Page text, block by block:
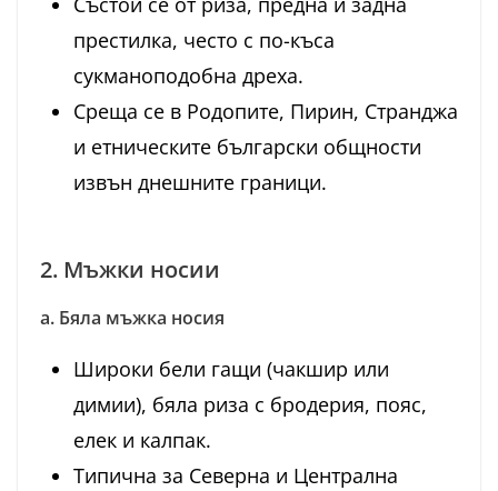
престилка, често с по-къса
сукманоподобна дреха.
Среща се в Родопите, Пирин, Странджа
и етническите български общности
извън днешните граници.
2. Мъжки носии
а. Бяла мъжка носия
Широки бели гащи (чакшир или
димии), бяла риза с бродерия, пояс,
елек и калпак.
Типична за Северна и Централна